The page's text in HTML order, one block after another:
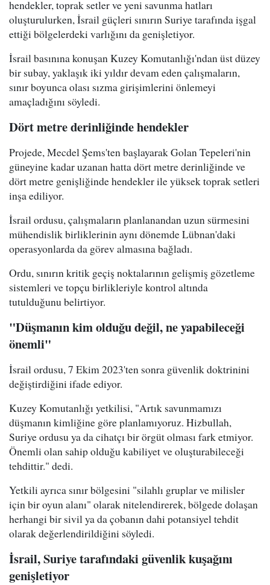
hendekler, toprak setler ve yeni savunma hatları
oluşturulurken, İsrail güçleri sınırın Suriye tarafında işgal
ettiği bölgelerdeki varlığını da genişletiyor.
İsrail basınına konuşan Kuzey Komutanlığı'ndan üst düzey
bir subay, yaklaşık iki yıldır devam eden çalışmaların,
sınır boyunca olası sızma girişimlerini önlemeyi
amaçladığını söyledi.
Dört metre derinliğinde hendekler
Projede, Mecdel Şems'ten başlayarak Golan Tepeleri'nin
güneyine kadar uzanan hatta dört metre derinliğinde ve
dört metre genişliğinde hendekler ile yüksek toprak setleri
inşa ediliyor.
İsrail ordusu, çalışmaların planlanandan uzun sürmesini
mühendislik birliklerinin aynı dönemde Lübnan'daki
operasyonlarda da görev almasına bağladı.
Ordu, sınırın kritik geçiş noktalarının gelişmiş gözetleme
sistemleri ve topçu birlikleriyle kontrol altında
tutulduğunu belirtiyor.
"Düşmanın kim olduğu değil, ne yapabileceği
önemli"
İsrail ordusu, 7 Ekim 2023'ten sonra güvenlik doktrinini
değiştirdiğini ifade ediyor.
Kuzey Komutanlığı yetkilisi, "Artık savunmamızı
düşmanın kimliğine göre planlamıyoruz. Hizbullah,
Suriye ordusu ya da cihatçı bir örgüt olması fark etmiyor.
Önemli olan sahip olduğu kabiliyet ve oluşturabileceği
tehdittir." dedi.
Yetkili ayrıca sınır bölgesini "silahlı gruplar ve milisler
için bir oyun alanı" olarak nitelendirerek, bölgede dolaşan
herhangi bir sivil ya da çobanın dahi potansiyel tehdit
olarak değerlendirildiğini söyledi.
İsrail, Suriye tarafındaki güvenlik kuşağını
genişletiyor